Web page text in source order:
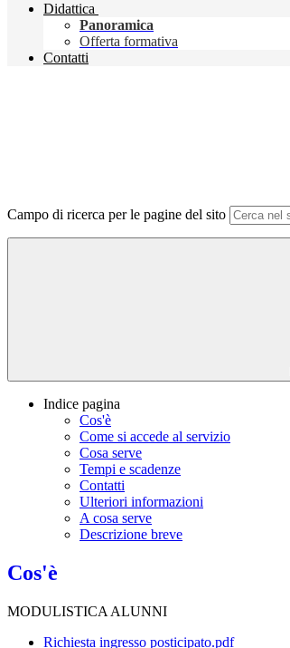
Didattica
Panoramica
Offerta formativa
Contatti
Campo di ricerca per le pagine del sito
Indice pagina
Cos'è
Come si accede al servizio
Cosa serve
Tempi e scadenze
Contatti
Ulteriori informazioni
A cosa serve
Descrizione breve
Cos'è
MODULISTICA ALUNNI
Richiesta ingresso posticipato.pdf